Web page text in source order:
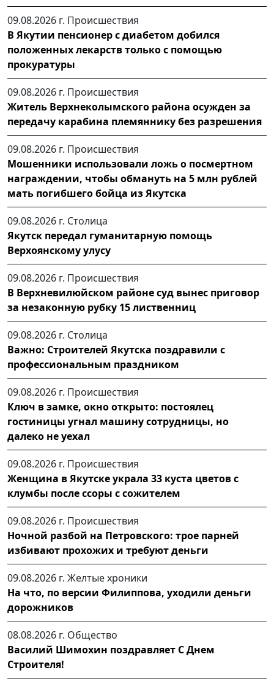
09.08.2026 г. Происшествия
В Якутии пенсионер с диабетом добился
положенных лекарств только с помощью
прокуратуры
09.08.2026 г. Происшествия
Житель Верхнеколымского района осужден за
передачу карабина племяннику без разрешения
09.08.2026 г. Происшествия
Мошенники использовали ложь о посмертном
награждении, чтобы обмануть на 5 млн рублей
мать погибшего бойца из Якутска
09.08.2026 г. Столица
Якутск передал гуманитарную помощь
Верхоянскому улусу
09.08.2026 г. Происшествия
В Верхневилюйском районе суд вынес приговор
за незаконную рубку 15 лиственниц
09.08.2026 г. Столица
Важно: Строителей Якутска поздравили с
профессиональным праздником
09.08.2026 г. Происшествия
Ключ в замке, окно открыто: постоялец
гостиницы угнал машину сотрудницы, но
далеко не уехал
09.08.2026 г. Происшествия
Женщина в Якутске украла 33 куста цветов с
клумбы после ссоры с сожителем
09.08.2026 г. Происшествия
Ночной разбой на Петровского: трое парней
избивают прохожих и требуют деньги
09.08.2026 г. Желтые хроники
На что, по версии Филиппова, уходили деньги
дорожников
08.08.2026 г. Общество
Василий Шимохин поздравляет С Днем
Строителя!